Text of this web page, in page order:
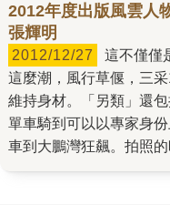
2012年度出版風雲人
張輝明
2012/12/27
這麼潮，風行草偃，三
維持身材。「另類」還
單車騎到可以以專家身
車到大鵬灣狂飆。拍照